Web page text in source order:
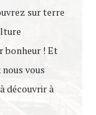
sur terre
bonheur ! Et
vous
découvrir à